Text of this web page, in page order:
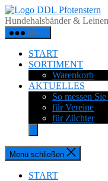
Zum
Inhalt
springen
Hundehalsbänder &
Menü
START
SORTIMENT
Warenkorb
AKTUELLES
So messen
für Vereine
für Züchter
Menü schließen
START